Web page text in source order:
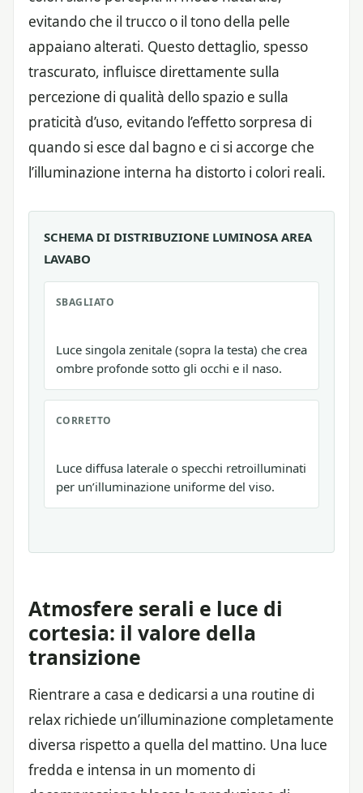
evitando che il trucco o il tono della pelle
appaiano alterati. Questo dettaglio, spesso
trascurato, influisce direttamente sulla
percezione di qualità dello spazio e sulla
praticità d’uso, evitando l’effetto sorpresa di
quando si esce dal bagno e ci si accorge che
l’illuminazione interna ha distorto i colori reali.
SCHEMA DI DISTRIBUZIONE LUMINOSA AREA
LAVABO
SBAGLIATO
Luce singola zenitale (sopra la testa) che crea
ombre profonde sotto gli occhi e il naso.
CORRETTO
Luce diffusa laterale o specchi retroilluminati
per un’illuminazione uniforme del viso.
Atmosfere serali e luce di
cortesia: il valore della
transizione
Rientrare a casa e dedicarsi a una routine di
relax richiede un’illuminazione completamente
diversa rispetto a quella del mattino. Una luce
fredda e intensa in un momento di